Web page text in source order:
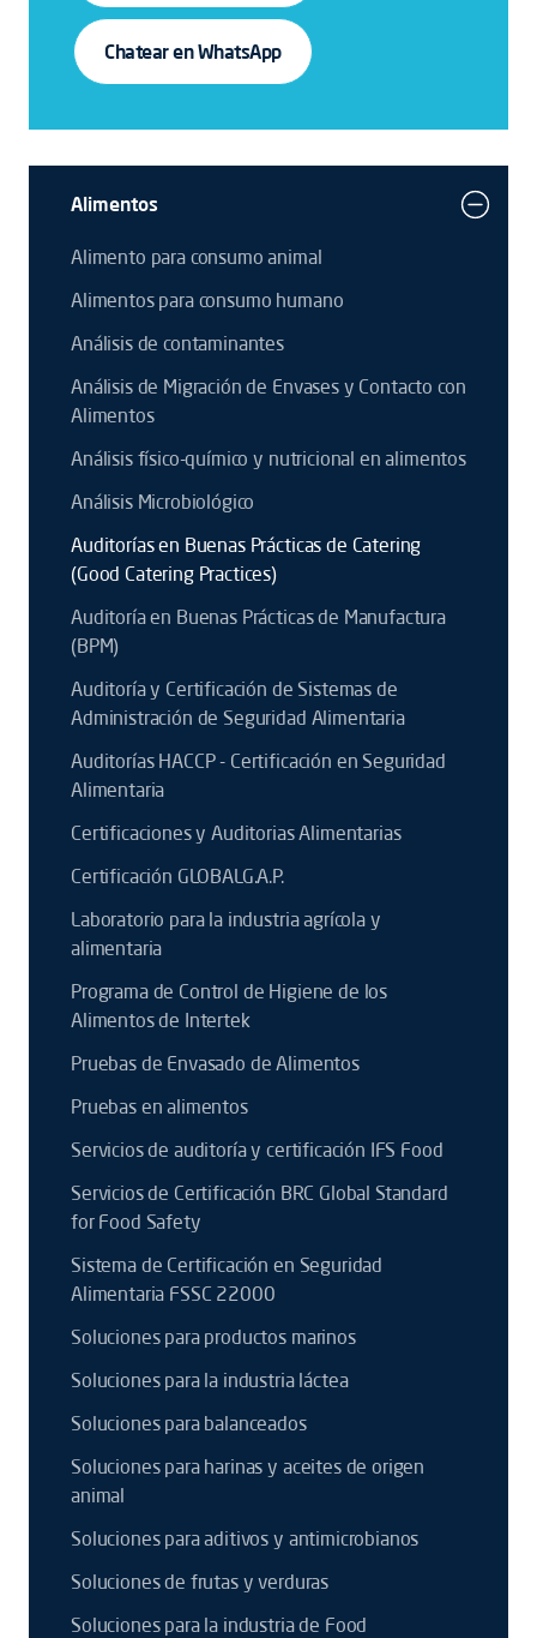
Chatear en WhatsApp
Alimentos
Alimento para consumo animal
Alimentos para consumo humano
Análisis de contaminantes
Análisis de Migración de Envases y Contacto con
Alimentos
Análisis físico-químico y nutricional en alimentos
Análisis Microbiológico
Auditorías en Buenas Prácticas de Catering
(Good Catering Practices)
Auditoría en Buenas Prácticas de Manufactura
(BPM)
Auditoría y Certificación de Sistemas de
Administración de Seguridad Alimentaria
Auditorías HACCP - Certificación en Seguridad
Alimentaria
Certificaciones y Auditorias Alimentarias
Certificación GLOBALG.A.P.
Laboratorio para la industria agrícola y
alimentaria
Programa de Control de Higiene de los
Alimentos de Intertek
Pruebas de Envasado de Alimentos
Pruebas en alimentos
Servicios de auditoría y certificación IFS Food
Servicios de Certificación BRC Global Standard
for Food Safety
Sistema de Certificación en Seguridad
Alimentaria FSSC 22000
Soluciones para productos marinos
Soluciones para la industria láctea
Soluciones para balanceados
Soluciones para harinas y aceites de origen
animal
Soluciones para aditivos y antimicrobianos
Soluciones de frutas y verduras
Soluciones para la industria de Food